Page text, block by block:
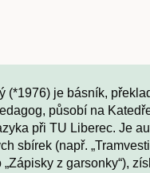
(*1976) je básník,
působí na
při TU Liberec. Je
sbírek (např.
„Zápisky z garsonky“),